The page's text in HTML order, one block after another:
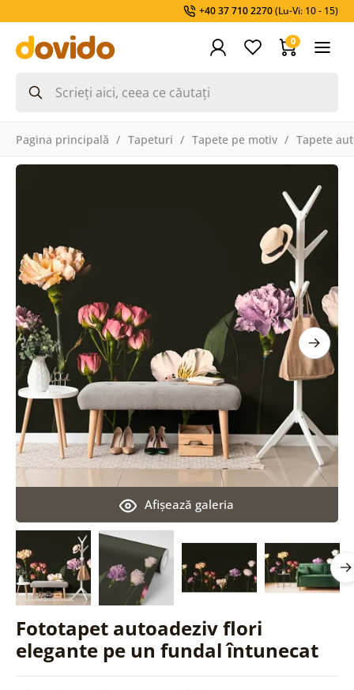
+40 37 710 2270(Lu-Vi: 10 - 15)
0
Pagina principală Tapeturi Tapete pe motiv Tapete
Fototapet autoadeziv flori
elegante pe un fundal întunecat
Afişează galeria